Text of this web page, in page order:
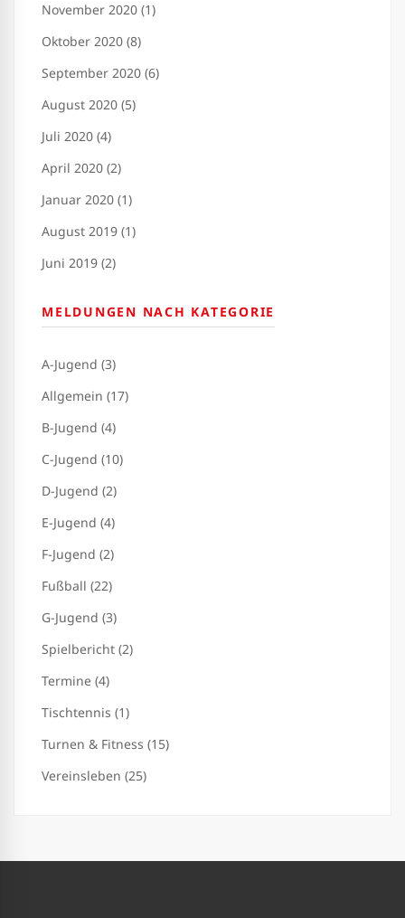
November 2020 (1)
Oktober 2020 (8)
September 2020 (6)
August 2020 (5)
Juli 2020 (4)
April 2020 (2)
Januar 2020 (1)
August 2019 (1)
Juni 2019 (2)
MELDUNGEN NACH KATEGORIE
A-Jugend (3)
Allgemein (17)
B-Jugend (4)
C-Jugend (10)
D-Jugend (2)
E-Jugend (4)
F-Jugend (2)
Fußball (22)
G-Jugend (3)
Spielbericht (2)
Termine (4)
Tischtennis (1)
Turnen & Fitness (15)
Vereinsleben (25)